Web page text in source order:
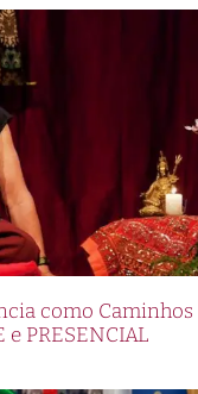
en vivo desde la
navegar, Pin
destino
una
alta calidad.
de atención
garantizar
rápida y
o problema.
como Caminhos
PRESENCIAL